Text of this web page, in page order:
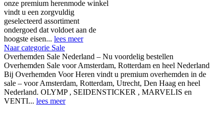
onze premium herenmode winkel
vindt u een zorgvuldig
geselecteerd assortiment
ondergoed dat voldoet aan de
hoogste eisen... lees meer
Naar categorie Sale
Overhemden Sale Nederland – Nu voordelig bestellen
Overhemden Sale voor Amsterdam, Rotterdam en heel Nederland
Bij Overhemden Voor Heren vindt u premium overhemden in de
sale – voor Amsterdam, Rotterdam, Utrecht, Den Haag en heel
Nederland. OLYMP , SEIDENSTICKER , MARVELIS en
VENTI... lees meer